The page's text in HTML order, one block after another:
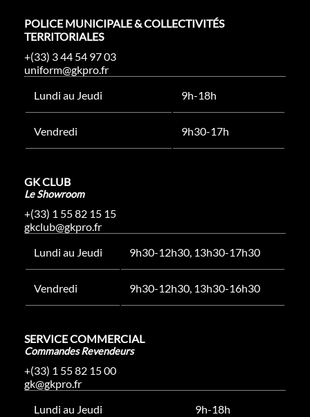
POLICE MUNICIPALE & COLLECTIVITÉS
TERRITORIALES
+(33) 3 44 54 97 03
uniform@gkpro.fr
Lundi au Jeudi
9h-18h
Vendredi 9h30-17h
GK CLUB
Le Showroom
+(33) 1 55 82 15 15
gkclub@gkpro.fr
Lundi au Jeudi
9h30-12h30, 13h30-17h30
Vendredi 9h30-12h30, 13h30-16h30
SERVICE COMMERCIAL
Commandes Revendeurs
+(33) 1 55 82 15 00
gk@gkpro.fr
Lundi au Jeudi
9h-18h